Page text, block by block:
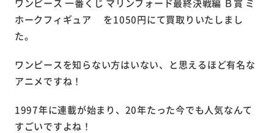
ホークフィギュア を1050円にて買取りいたしまし
た。
ワンピースを知らない方はいない、と思えるほど有名な
アニメですね！
1997年に連載が始まり、20年たった今でも人気なんて
すごいですよね！